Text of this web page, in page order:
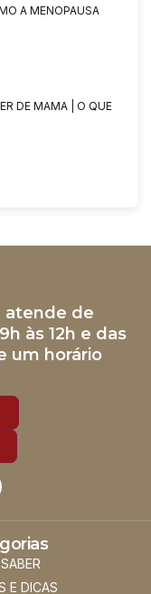
A MENOPAUSA
DE MAMA | O QUE
atende de
às 12h e das
um horário
E DICAS